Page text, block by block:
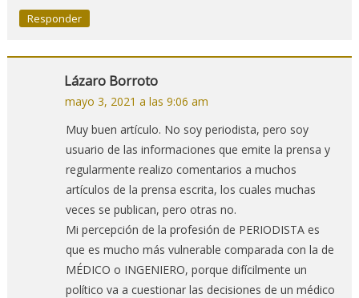
Responder
Lázaro Borroto
mayo 3, 2021 a las 9:06 am
Muy buen artículo. No soy periodista, pero soy
usuario de las informaciones que emite la prensa y
regularmente realizo comentarios a muchos
artículos de la prensa escrita, los cuales muchas
veces se publican, pero otras no.
Mi percepción de la profesión de PERIODISTA es
que es mucho más vulnerable comparada con la de
MÉDICO o INGENIERO, porque difícilmente un
político va a cuestionar las decisiones de un médico